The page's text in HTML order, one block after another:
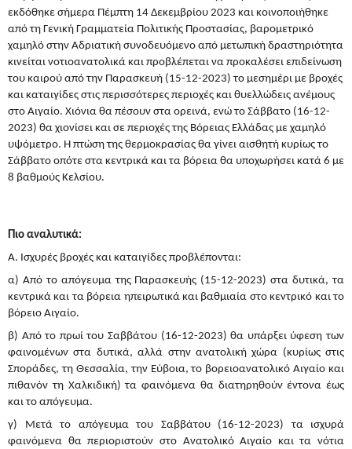
εκδόθηκε σήμερα Πέμπτη 14 Δεκεμβρίου 2023 και κοινοποιήθηκε
από τη Γενική Γραμματεία Πολιτικής Προστασίας, βαρομετρικό
χαμηλό στην Αδριατική συνοδευόμενο από μετωπική δραστηριότητα
κινείται νοτιοανατολικά και προβλέπεται να προκαλέσει επιδείνωση
του καιρού από την Παρασκευή (15-12-2023) το μεσημέρι με βροχές
και καταιγίδες στις περισσότερες περιοχές και θυελλώδεις ανέμους
στο Αιγαίο. Χιόνια θα πέσουν στα ορεινά, ενώ το Σάββατο (16-12-
2023) θα χιονίσει και σε περιοχές της Βόρειας Ελλάδας με χαμηλό
υψόμετρο. Η πτώση της θερμοκρασίας θα γίνει αισθητή κυρίως το
Σάββατο οπότε στα κεντρικά και τα βόρεια θα υποχωρήσει κατά 6 με
8 βαθμούς Κελσίου.
Πιο αναλυτικά:
Α. Ισχυρές βροχές και καταιγίδες προβλέπονται:
α) Από το απόγευμα της Παρασκευής (15-12-2023) στα δυτικά, τα
κεντρικά και τα βόρεια ηπειρωτικά και βαθμιαία στο κεντρικό και το
βόρειο Αιγαίο.
β) Από το πρωί του Σαββάτου (16-12-2023) θα υπάρξει ύφεση των
φαινομένων στα δυτικά, αλλά στην ανατολική χώρα (κυρίως στις
Σποράδες, τη Θεσσαλία, την Εύβοια, το βορειοανατολικό Αιγαίο και
πιθανόν τη Χαλκιδική) τα φαινόμενα θα διατηρηθούν έντονα έως
και το απόγευμα.
γ) Μετά το απόγευμα του Σαββάτου (16-12-2023) τα ισχυρά
φαινόμενα θα περιοριστούν στο Ανατολικό Αιγαίο και τα νότια